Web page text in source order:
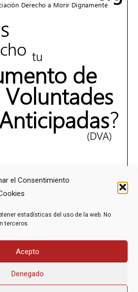
el Consentimiento
estadísticas del uso de la web. No
terceros.
Acepto
Denegado